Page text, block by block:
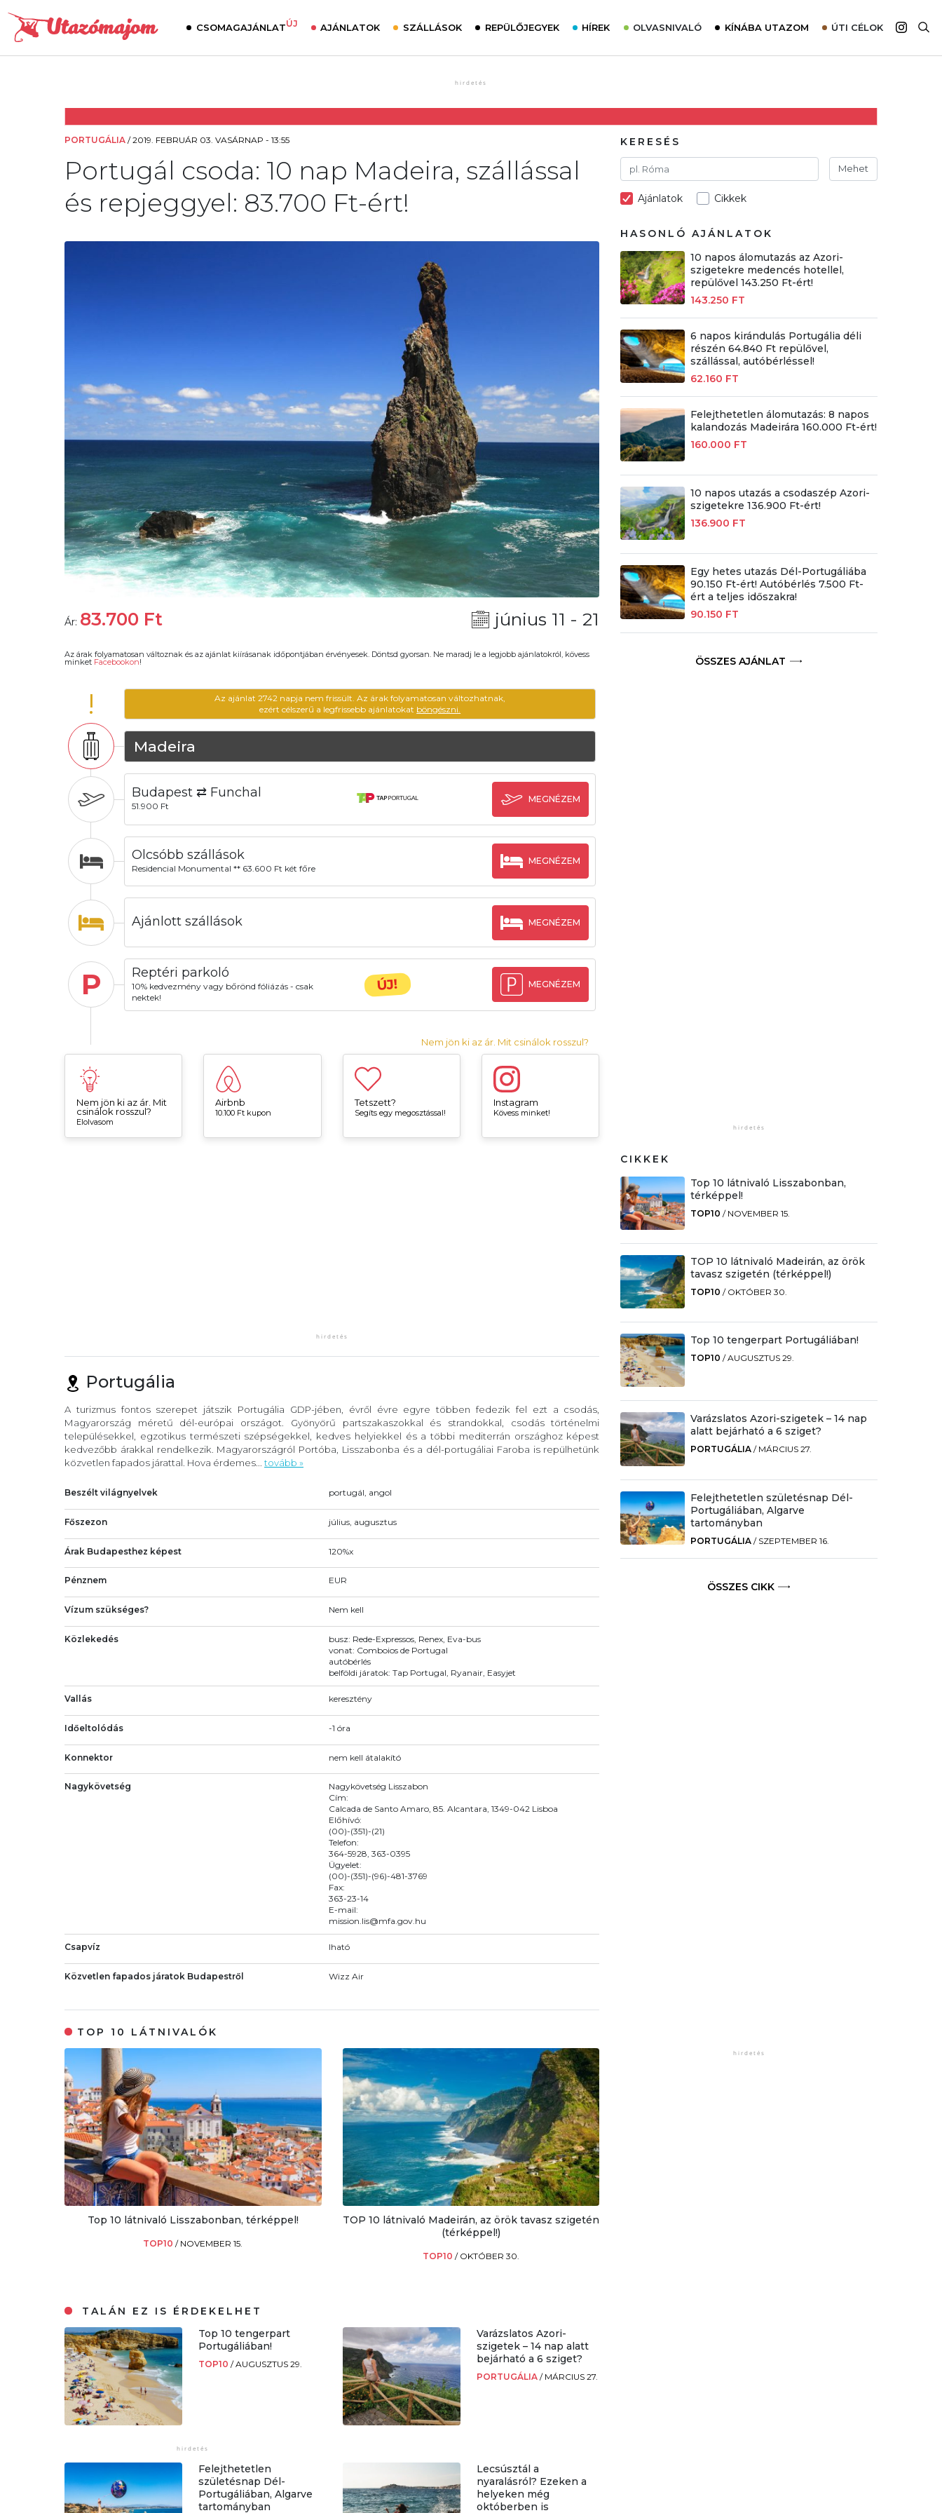
CSOMAGAJÁNLATÚJ AJÁNLATOK SZÁLLÁSOK REPÜLŐJEGYEK HÍREK OLVASNIVALÓ
Utazómajom – CitySIM kártya a világutazóknak
Élménybeszámolók
Szállodalátogatás
Sajtómegjelenések
KÍNÁBA UTAZOM ÚTI CÉLOK
Afrika
PORTUGÁLIA /2019. FEBRUÁR 03. VASÁRNAP - 13:55
Portugál csoda: 10 nap Madeira, szállással
és repjeggyel: 83.700 Ft-ért!
Ár: 83.700 Ft június 11 - 21
Az árak folyamatosan változnak és az ajánlat kiírásanak időpontjában érvényesek. Döntsd gyorsan. Ne maradj le a legjobb ajánlatokról, kövess
minket Facebookon!
!
Az ajánlat 2742 napja nem frissült. Az árak folyamatosan változhatnak,
ezért célszerű a legfrissebb ajánlatokat böngészni.
Madeira
Budapest ⇄ Funchal
51.900 Ft
MEGNÉZEM
Olcsóbb szállások
Residencial Monumental ** 63.600 Ft két főre
MEGNÉZEM
Ajánlott szállások MEGNÉZEM
P Reptéri parkoló
10% kedvezmény vagy bőrönd fóliázás - csak
nektek!
ÚJ! MEGNÉZEM
Nem jön ki az ár. Mit csinálok rosszul?
Nem jön ki az ár. Mit
csinálok rosszul?
Elolvasom
Airbnb
10.100 Ft kupon
Tetszett?
Segíts egy megosztással!
Instagram
Kövess minket!
Portugália
A turizmus fontos szerepet játszik Portugália GDP-jében, évről évre egyre többen fedezik fel ezt a csodás,
Magyarország méretű dél-európai országot. Gyönyörű partszakaszokkal és strandokkal, csodás történelmi
településekkel, egzotikus természeti szépségekkel, kedves helyiekkel és a többi mediterrán országhoz képest
kedvezőbb árakkal rendelkezik. Magyarországról Portóba, Lisszabonba és a dél-portugáliai Faroba is repülhetünk
közvetlen fapados járattal. Hova érdemes... tovább »
Beszélt világnyelvek portugál, angol
Főszezon július, augusztus
Árak Budapesthez képest 120%x
Pénznem EUR
Vízum szükséges? Nem kell
Közlekedés
busz: Rede-Expressos, Renex, Eva-bus
vonat: Comboios de Portugal
autóbérlés
belföldi járatok: Tap Portugal, Ryanair, Easyjet
Vallás keresztény
Időeltolódás -1 óra
Konnektor nem kell átalakító
Nagykövetség
Nagykövetség Lisszabon
Cím:
Calcada de Santo Amaro, 85. Alcantara, 1349-042 Lisboa
Előhívó:
(00)-(351)-(21)
Telefon:
364-5928, 363-0395
Ügyelet:
(00)-(351)-(96)-481-3769
Fax:
363-23-14
E-mail:
mission.lis@mfa.gov.hu
Csapvíz Iható
Közvetlen fapados járatok Budapestről Wizz Air
TOP 10 LÁTNIVALÓK
Top 10 látnivaló Lisszabonban, térképpel!
TOP10/ NOVEMBER 15.
TOP 10 látnivaló Madeirán, az örök tavasz szigetén
(térképpel!)
TOP10 / OKTÓBER 30.
TALÁN EZ IS ÉRDEKELHET
Top 10 tengerpart
Portugáliában!
TOP10/AUGUSZTUS 29.
Varázslatos Azori-
szigetek – 14 nap alatt
bejárható a 6 sziget?
PORTUGÁLIA / MÁRCIUS 27.
Felejthetetlen
születésnap Dél-
Portugáliában, Algarve
tartományban
Lecsúsztál a
nyaralásról? Ezeken a
helyeken még
októberben is
KERESÉS
Mehet
Ajánlatok Cikkek
HASONLÓ AJÁNLATOK
10 napos álomutazás az Azori-
szigetekre medencés hotellel,
repülővel 143.250 Ft-ért!
143.250 FT
6 napos kirándulás Portugália déli
részén 64.840 Ft repülővel,
szállással, autóbérléssel!
62.160 FT
Felejthetetlen álomutazás: 8 napos
kalandozás Madeirára 160.000 Ft-ért!
160.000 FT
10 napos utazás a csodaszép Azori-
szigetekre 136.900 Ft-ért!
136.900 FT
Egy hetes utazás Dél-Portugáliába
90.150 Ft-ért! Autóbérlés 7.500 Ft-
ért a teljes időszakra!
90.150 FT
ÖSSZES AJÁNLAT
CIKKEK
Top 10 látnivaló Lisszabonban,
térképpel!
TOP10 / NOVEMBER 15.
TOP 10 látnivaló Madeirán, az örök
tavasz szigetén (térképpel!)
TOP10 / OKTÓBER 30.
Top 10 tengerpart Portugáliában!
TOP10 /AUGUSZTUS 29.
Varázslatos Azori-szigetek – 14 nap
alatt bejárható a 6 sziget?
PORTUGÁLIA / MÁRCIUS 27.
Felejthetetlen születésnap Dél-
Portugáliában, Algarve
tartományban
PORTUGÁLIA / SZEPTEMBER 16.
ÖSSZES CIKK